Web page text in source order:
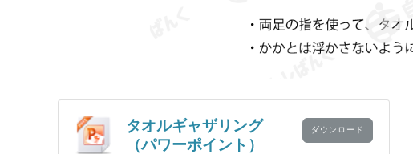
タオルギャザリング
（パワーポイント）
ダウンロード